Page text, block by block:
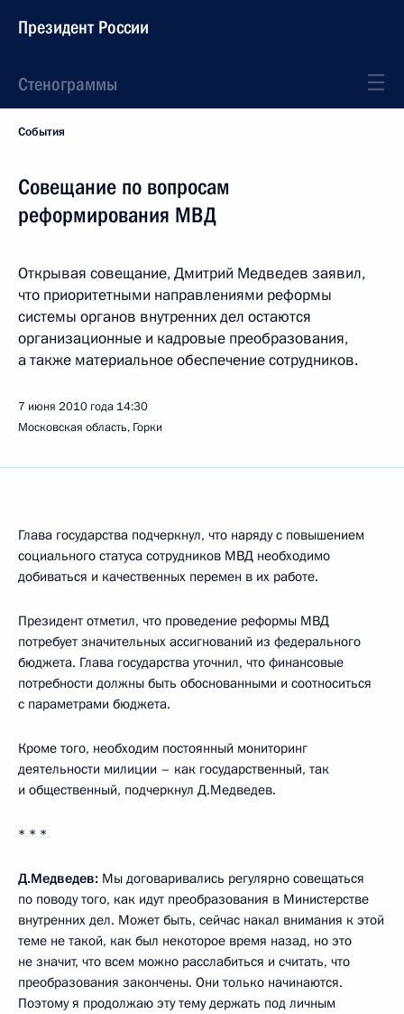
Президент России
Стенограммы
События
Совещание по вопросам
реформирования МВД
Открывая совещание, Дмитрий Медведев заявил,
что приоритетными направлениями реформы
системы органов внутренних дел остаются
организационные и кадровые преобразования,
а также материальное обеспечение сотрудников.
7 июня 2010 года 14:30
Московская область, Горки
Глава государства подчеркнул, что наряду с повышением
социального статуса сотрудников МВД необходимо
добиваться и качественных перемен в их работе.
Президент отметил, что проведение реформы МВД
потребует значительных ассигнований из федерального
бюджета. Глава государства уточнил, что финансовые
потребности должны быть обоснованными и соотноситься
с параметрами бюджета.
Кроме того, необходим постоянный мониторинг
деятельности милиции – как государственный, так
и общественный, подчеркнул Д.Медведев.
* * *
Д.Медведев: Мы договаривались регулярно совещаться
по поводу того, как идут преобразования в Министерстве
внутренних дел. Может быть, сейчас накал внимания к этой
теме не такой, как был некоторое время назад, но это
не значит, что всем можно расслабиться и считать, что
преобразования закончены. Они только начинаются.
Поэтому я продолжаю эту тему держать под личным